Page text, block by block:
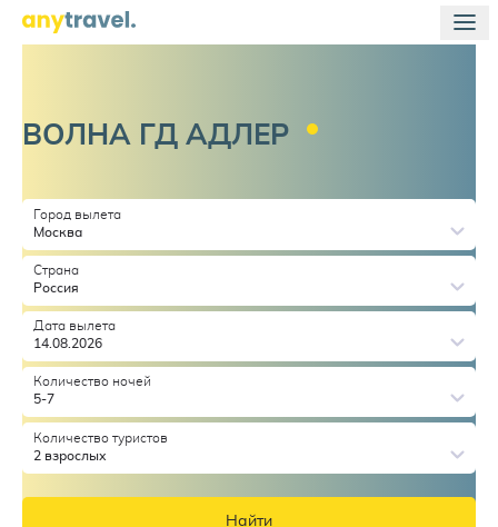
ВОЛНА ГД АДЛЕР
Город вылета
Москва
Страна
Россия
Дата вылета
14.08.2026
Количество ночей
5-7
Количество туристов
2 взрослых
Найти